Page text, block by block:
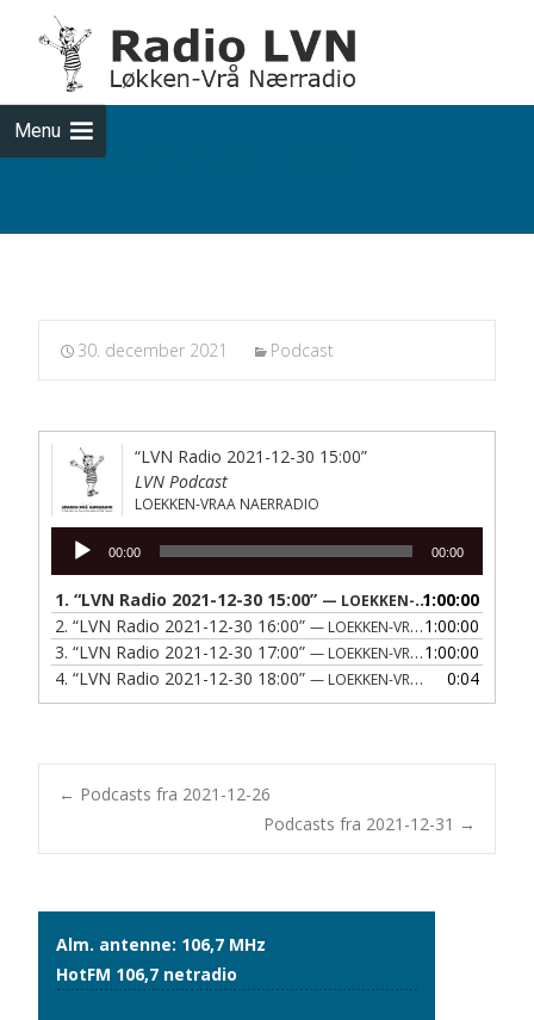
Menu
Podcasts fra 2021-12-30
30. december 2021 Podcast
“LVN Radio 2021-12-30 15:00”
LVN Podcast
LOEKKEN-VRAA NAERRADIO
Lydafspiller
00:00 00:00
1. “LVN Radio 2021-12-30 15:00” — LOEKKEN-VRAA NAERRADIO 1:00:00
2. “LVN Radio 2021-12-30 16:00” — LOEKKEN-VRAA NAERRADIO
1:00:00
3. “LVN Radio 2021-12-30 17:00” — LOEKKEN-VRAA NAERRADIO
1:00:00
4. “LVN Radio 2021-12-30 18:00” — LOEKKEN-VRAA NAERRADIO 0:04
Post
← Podcasts fra 2021-12-26
Podcasts fra 2021-12-31 →
Alm. antenne: 106,7 MHz
HotFM 106,7 netradio